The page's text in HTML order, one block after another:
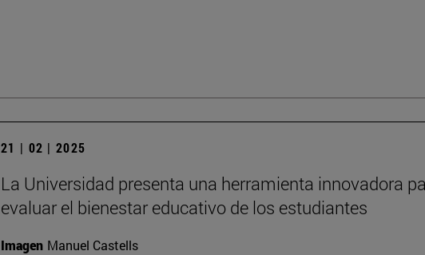
21 | 02 | 2025
La Universidad presenta una herramienta innovadora
evaluar el bienestar educativo de los estudiantes
Imagen Manuel Castells